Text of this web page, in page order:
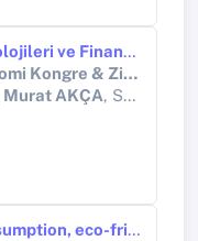
Temiz Enerji Teknolojileri ve Finansal Gelişmenin G7 Ülkelerindeki Çevre Kalitesi Üzerindeki Etkisi: LCC Hipotezinden Yeni Kanıtlar
Rize Ticaret, Ekonomi Kongre & Zirvesi 2025
Murat AKÇA, Samet TOPAL
Do fossil fuel consumption, eco-friendly technology and financial development have an impact on environmental quality under the LCC hypothesis? Evidence from E-7 countries